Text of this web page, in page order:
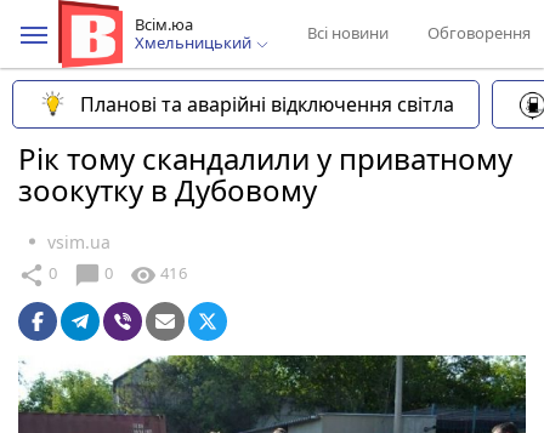
Всім.юа
Хмельницький
Всі новини Обговорення
Планові та аварійні відключення світла
Рік тому скандалили у приватному
зоокутку в Дубовому
vsim.ua
share 0 chat_bubble 0 visibility 416